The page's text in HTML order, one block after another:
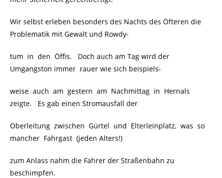
Wir selbst erleben besonders des Nachts des Öfteren die
Problematik mit Gewalt und Rowdy-
tum in den Öffis. Doch auch am Tag wird der
Umgangston immer rauer wie sich beispiels-
weise auch am gestern am Nachmittag in Hernals
zeigte. Es gab einen Stromausfall der
Oberleitung zwischen Gürtel und Elterleinplatz, was so
mancher Fahrgast (jeden Alters!)
zum Anlass nahm die Fahrer der Straßenbahn zu
beschimpfen.